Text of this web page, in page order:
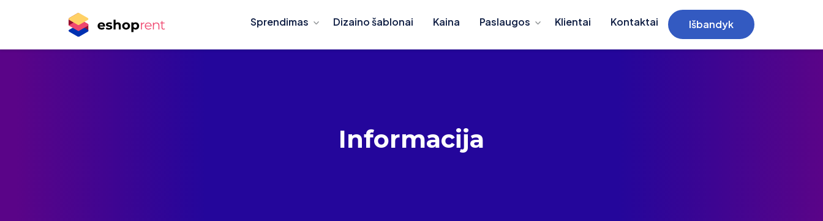
Sprendimas Dizaino šablonai Kaina Paslaugos Klientai Kontaktai Išbandyk
Informacija